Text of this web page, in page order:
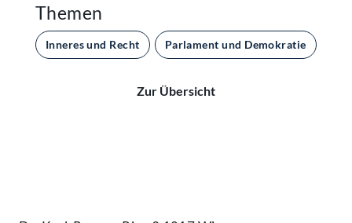
Themen
Inneres und Recht Parlament und Demokratie
Zur Übersicht